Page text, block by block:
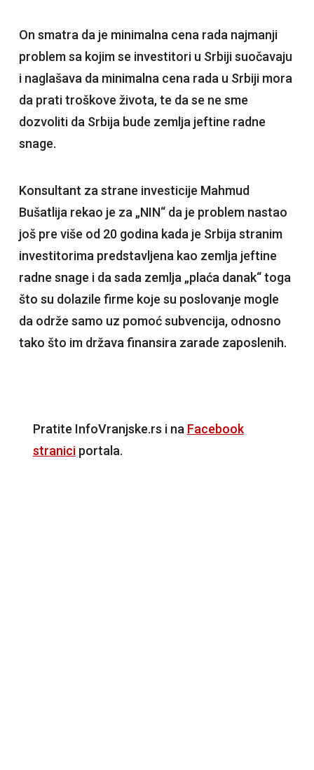
On smatra da je minimalna cena rada najmanji
problem sa kojim se investitori u Srbiji suočavaju
i naglašava da minimalna cena rada u Srbiji mora
da prati troškove života, te da se ne sme
dozvoliti da Srbija bude zemlja jeftine radne
snage.
Konsultant za strane investicije Mahmud
Bušatlija rekao je za „NIN“ da je problem nastao
još pre više od 20 godina kada je Srbija stranim
investitorima predstavljena kao zemlja jeftine
radne snage i da sada zemlja „plaća danak“ toga
što su dolazile firme koje su poslovanje mogle
da održe samo uz pomoć subvencija, odnosno
tako što im država finansira zarade zaposlenih.
Pratite InfoVranjske.rs i na Facebook
straniciportala.